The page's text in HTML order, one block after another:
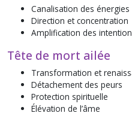
Canalisation des énergies
Direction et concentration
Amplification des
Tête de mort ailée
Transformation et
Détachement des peurs
Protection spirituelle
Élévation de l’âme